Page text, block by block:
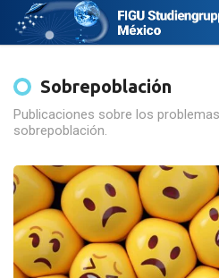
Sobrepoblación
Publicaciones sobre los
sobrepoblación.